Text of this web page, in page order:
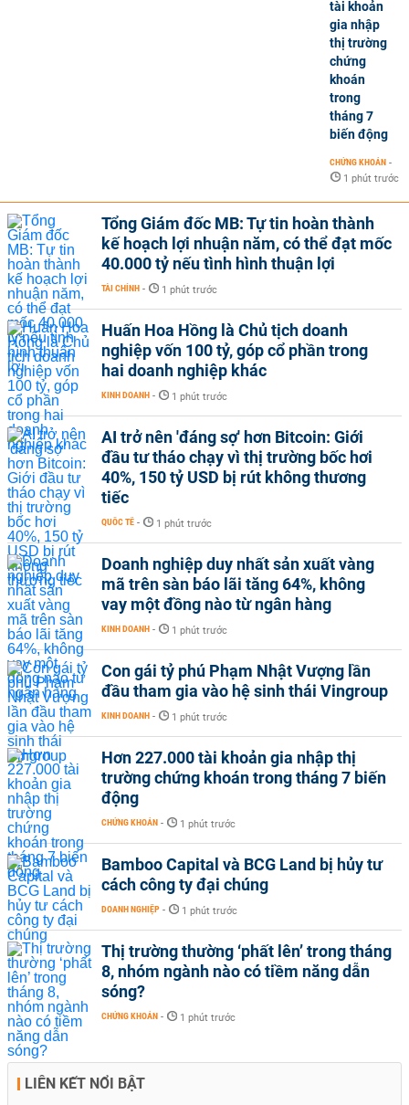
tài khoản
gia nhập
thị trường
chứng
khoán
trong
tháng 7
biến động
CHỨNG KHOÁN -
1 phút trước
Tổng Giám đốc MB: Tự tin hoàn thành
kế hoạch lợi nhuận năm, có thể đạt mốc
40.000 tỷ nếu tình hình thuận lợi
TÀI CHÍNH - 1 phút trước
Huấn Hoa Hồng là Chủ tịch doanh
nghiệp vốn 100 tỷ, góp cổ phần trong
hai doanh nghiệp khác
KINH DOANH - 1 phút trước
AI trở nên 'đáng sợ' hơn Bitcoin: Giới
đầu tư tháo chạy vì thị trường bốc hơi
40%, 150 tỷ USD bị rút không thương
tiếc
QUỐC TẾ - 1 phút trước
Doanh nghiệp duy nhất sản xuất vàng
mã trên sàn báo lãi tăng 64%, không
vay một đồng nào từ ngân hàng
KINH DOANH - 1 phút trước
Con gái tỷ phú Phạm Nhật Vượng lần
đầu tham gia vào hệ sinh thái Vingroup
KINH DOANH - 1 phút trước
Hơn 227.000 tài khoản gia nhập thị
trường chứng khoán trong tháng 7 biến
động
CHỨNG KHOÁN - 1 phút trước
Bamboo Capital và BCG Land bị hủy tư
cách công ty đại chúng
DOANH NGHIỆP - 1 phút trước
Thị trường thường ‘phất lên’ trong tháng
8, nhóm ngành nào có tiềm năng dẫn
sóng?
CHỨNG KHOÁN - 1 phút trước
LIÊN KẾT NỔI BẬT